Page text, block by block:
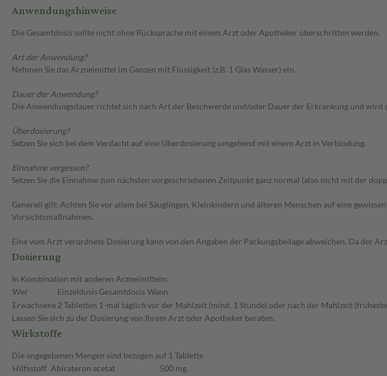
Anwendungshinweise
Die Gesamtdosis sollte nicht ohne Rücksprache mit einem Arzt oder Apotheker überschritten werden.
Art der Anwendung?
Nehmen Sie das Arzneimittel im Ganzen mit Flüssigkeit (z.B. 1 Glas Wasser) ein.
Dauer der Anwendung?
Die Anwendungsdauer richtet sich nach Art der Beschwerde und/oder Dauer der Erkrankung und
Überdosierung?
Setzen Sie sich bei dem Verdacht auf eine Überdosierung umgehend mit einem Arzt in Verbindung.
Einnahme vergessen?
Setzen Sie die Einnahme zum nächsten vorgeschriebenen Zeitpunkt ganz normal (also nicht mit der
Generell gilt: Achten Sie vor allem bei Säuglingen, Kleinkindern und älteren Menschen auf eine
Vorsichtsmaßnahmen.
Eine vom Arzt verordnete Dosierung kann von den Angaben der Packungsbeilage abweichen. Da der
Dosierung
In Kombination mit anderen Arzneimitteln:
Wer
Einzeldosis Gesamtdosis Wann
Erwachsene2 Tabletten 1-mal täglichvor der Mahlzeit (mind. 1 Stunde) oder nach der Mahlzeit
Lassen Sie sich zu der Dosierung von Ihrem Arzt oder Apotheker beraten.
Wirkstoffe
Die angegebenen Mengen sind bezogen auf 1 Tablette
Hilfsstoff Abirateron acetat
500 mg